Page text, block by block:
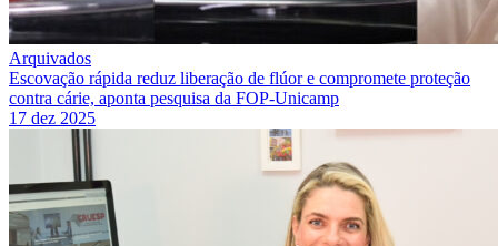
Arquivados
Escovação rápida reduz liberação de flúor e compromete proteção
contra cárie, aponta pesquisa da FOP-Unicamp
17 dez 2025